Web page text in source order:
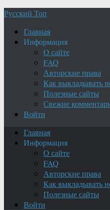
Русский Топ
Главная
Информация
О сайте
FAQ
Авторские права
Как выкладывать
Полезные сайты
Свежие
Войти
Главная
Информация
О сайте
FAQ
Авторские права
Как выкладывать
Полезные сайты
Войти